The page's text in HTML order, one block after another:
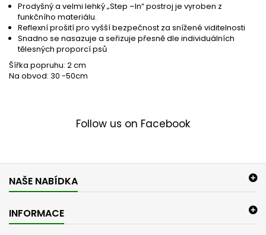
Prodyšný a velmi lehký „Step –In“ postroj je vyroben z
funkčního materiálu.
Reflexní prošití pro vyšší bezpečnost za snížené viditelnosti
Snadno se nasazuje a seřizuje přesně dle individuálních
tělesných proporcí psů
Šířka popruhu: 2 cm
Na obvod: 30 -50cm
Follow us on Facebook
NAŠE NABÍDKA
INFORMACE